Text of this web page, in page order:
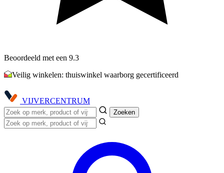
Beoordeeld met een 9.3
Veilig winkelen: thuiswinkel waarborg gecertificeerd
VIJVERCENTRUM
Zoeken